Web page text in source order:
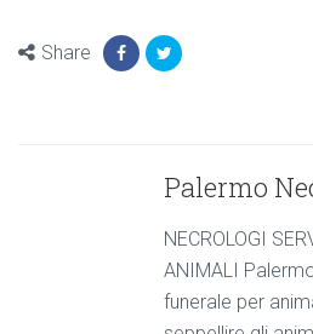
Share
Palermo
NECROLOGI
ANIMALI
funerale per